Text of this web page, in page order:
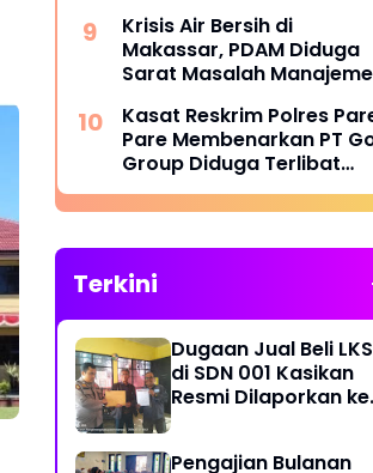
Krisis Air Bersih di
Makassar, PDAM Diduga
Sarat Masalah
Kasat Reskrim Polres
Pare Membenarkan PT
Group Diduga Terlibat
Penyelundupan BBM
Bersubsidi, Mobil Tangki
Terkini
Dugaan Jual Beli LKS
di SDN 001 Kasikan
Resmi Dilaporkan ke
Pengajian Bulanan